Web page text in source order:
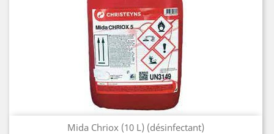
Mida Chriox (10 L) (désinfectant)